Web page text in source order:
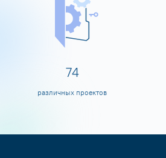
80
различных проектов